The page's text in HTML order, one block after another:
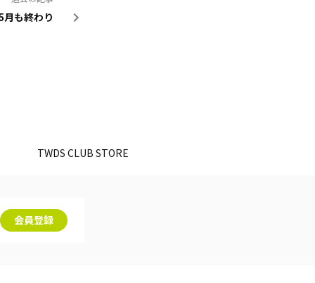
月も終わり
TWDS CLUB STORE
会員登録